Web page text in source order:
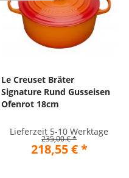
Le Creuset Bräter
Signature Rund Gusseisen
Ofenrot 18cm
Lieferzeit 5-10 Werktage
235,00 € *
218,55 € *